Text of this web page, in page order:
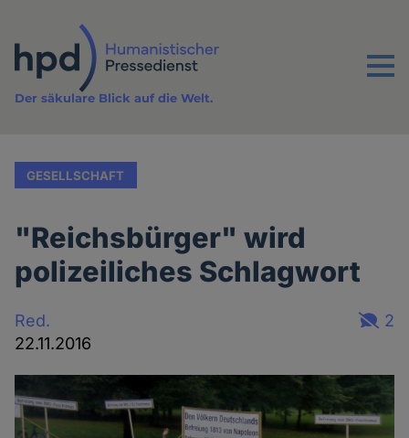
Inhalt
Menu
Der säkulare Blick auf die Welt.
GESELLSCHAFT
"Reichsbürger" wird
polizeiliches Schlagwort
Red.
22.11.2016
2